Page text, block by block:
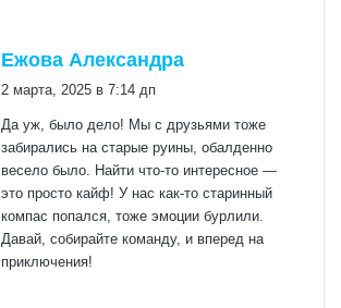
Ежова Александра
2 марта, 2025 в 7:14 дп
Да уж, было дело! Мы с друзьями тоже
забирались на старые руины, обалденно
весело было. Найти что-то интересное —
это просто кайф! У нас как-то старинный
компас попался, тоже эмоции бурлили.
Давай, собирайте команду, и вперед на
приключения!